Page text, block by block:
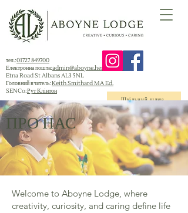
тел.:01727 849700
Електронна пошта:admin@aboyne.herts.sch.uk
Etna Road St Albans AL3 5NL
Головний вчитель:Keith Smithard MA Ed.
SENCo:Рут Клінтон
Шкільний шлюз
ПРО НАС
Welcome to Aboyne Lodge, where
creativity, curiosity, and caring define life